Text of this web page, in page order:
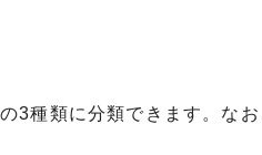
3種類に分類できます。な